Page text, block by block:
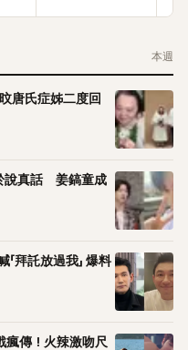
本週
唐氏症姊二度回
說真話 姜鎬童成
拜託放過我」 爆料
瘋傳！火辣激吻尺